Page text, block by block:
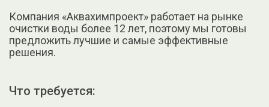
Компания «Аквахимпроект» работает на рынке
очистки воды более 12 лет, поэтому мы готовы
предложить лучшие и самые эффективные
решения.
Что требуется: